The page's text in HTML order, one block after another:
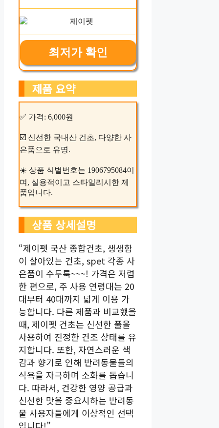
최저가 확인
제품 요약
✅ 가격: 6,000원
☑️ 신선한 국내산 건초, 다양한 사
은품으로 유명.
☀️ 상품 식별번호는 1906795084이
며, 실용적이고 스타일리시한 제
품입니다.
상품 상세설명
“제이펫 국산 종합건초, 생생함
이 살아있는 건초, spet 각종 사
은품이 수두룩~~~! 가격은 저렴
한 편으로, 주 사용 연령대는 20
대부터 40대까지 넓게 이용 가
능합니다. 다른 제품과 비교했을
때, 제이펫 건초는 신선한 풀을
사용하여 진정한 건조 상태를 유
지합니다. 또한, 자연스러운 색
감과 향기로 인해 반려동물들의
식욕을 자극하며 소화를 돕습니
다. 따라서, 건강한 영양 공급과
신선한 맛을 중요시하는 반려동
물 사용자들에게 이상적인 선택